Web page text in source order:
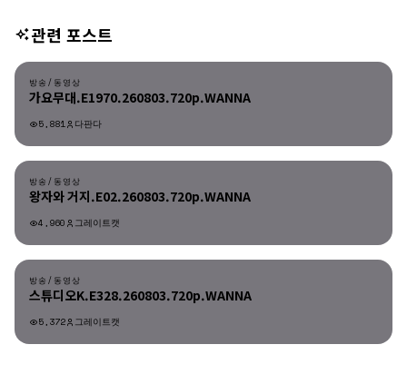
관련 포스트
방송/동영상
방송/동영상
가요무대.E1970.260803.720p.WANNA
5,881 다판다
방송/동영상
왕자와 거지.E02.260803.720p.WANNA
4,960 그레이트캣
방송/동영상
스튜디오K.E328.260803.720p.WANNA
5,372 그레이트캣